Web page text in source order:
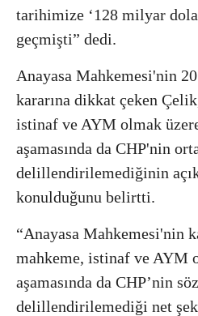
tarihimize ‘128 milyar
geçmişti” dedi.
Anayasa Mahkemesi'nin
kararına dikkat çeken
istinaf ve AYM olmak
aşamasında da CHP'nin
delillendirilemediğinin
konulduğunu belirtti.
“Anayasa Mahkemesi'nin
mahkeme, istinaf ve AYM
aşamasında da CHP’nin
delillendirilemediği net